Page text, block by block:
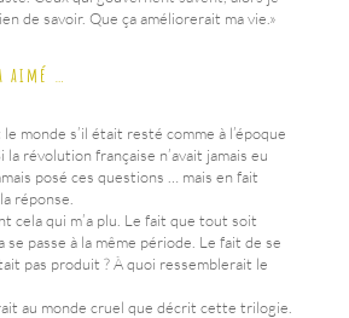
de savoir. Que ça améliorerait ma vie.»
…
monde s’il était resté comme à l’époque
la révolution française n’avait jamais eu
posé ces questions … mais en fait
réponse.
cela qui m’a plu. Le fait que tout soit
passe à la même période. Le fait de se
pas produit ? À quoi ressemblerait le
au monde cruel que décrit cette trilogie.